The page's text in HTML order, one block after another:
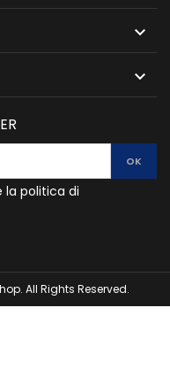


la politica di
All Rights Reserved.